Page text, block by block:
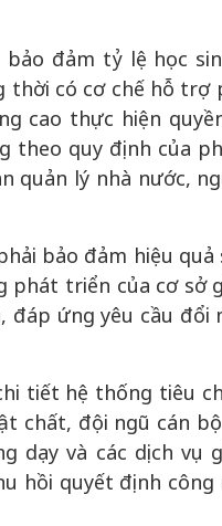
đảm tỷ lệ học
thời có cơ chế hỗ trợ
cao thực hiện
theo quy định của
quản lý nhà nước,
bảo đảm hiệu quả
triển của cơ sở
đáp ứng yêu cầu đổi
tiết hệ thống tiêu
chất, đội ngũ cán
dạy và các dịch vụ
hồi quyết định công